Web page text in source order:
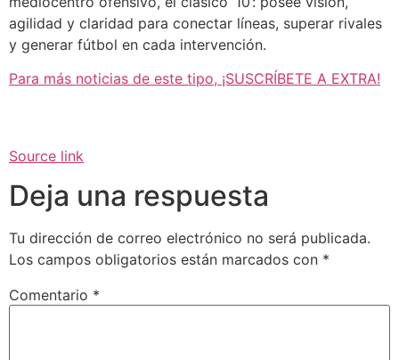
agilidad y claridad para conectar líneas, superar rivales
y generar fútbol en cada intervención.
Para más noticias de este tipo, ¡SUSCRÍBETE A EXTRA!
Source link
Deja una respuesta
Tu dirección de correo electrónico no será publicada.
Los campos obligatorios están marcados con *
Comentario *